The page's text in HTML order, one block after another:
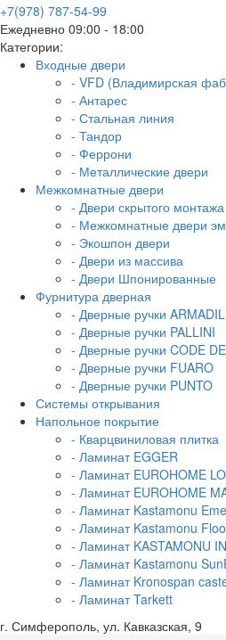
+7(978) 787-54-99
Ежедневно 09:00 - 18:00
Категории:
Входные двери
- VFD (Владимирская
- Антарес
- Стальная линия
- Тандор
- Феррони
- Металлические двери
Межкомнатные двери
- Двери скрытого монтажа
- Межкомнатные двери
- Экошпон двери
- Двери из массива
- Двери Шпонированные
Фурнитура дверная
- Дверные ручки
- Дверные ручки PALLINI
- Дверные ручки CODE
- Дверные ручки FUARO
- Дверные ручки PUNTO
Системы открывания
Напольное покрытие
- Кварцвиниловая плитка
- Ламинат EGGER
- Ламинат EUROHOME
- Ламинат EUROHOME
- Ламинат Kastamonu
- Ламинат Kastamonu
- Ламинат KASTAMONU
- Ламинат Kastamonu
- Ламинат Kronospan
- Ламинат Tarkett
г. Симферополь, ул. Кавказская, 9